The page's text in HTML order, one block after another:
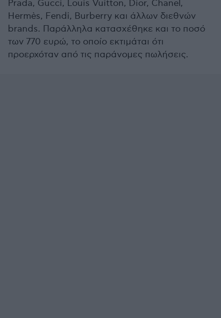
Prada, Gucci, Louis Vuitton, Dior, Chanel,
Hermès, Fendi, Burberry και άλλων διεθνών
brands. Παράλληλα κατασχέθηκε και το ποσό
των 770 ευρώ, το οποίο εκτιμάται ότι
προερχόταν από τις παράνομες πωλήσεις.